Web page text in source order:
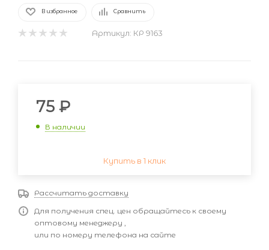
В избранное Сравнить
Артикул: КР 9163
75 ₽
В наличии
Купить в 1 клик
Рассчитать доставку
Для получения спец. цен обращайтесь к своему
оптовому менеджеру ,
или по номеру телефона на сайте